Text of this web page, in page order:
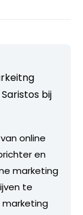
bij
online
en
marketing
te